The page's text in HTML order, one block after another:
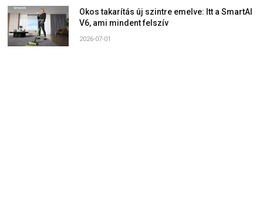
Okos takarítás új szintre emelve: Itt a SmartAI
V6, ami mindent felszív
2026-07-01